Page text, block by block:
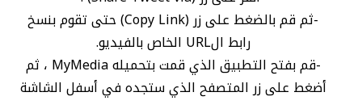
-ثم قم بالضغط على زر (Copy Link) حتى تقوم بنسخ
رابط الURL الخاص بالفيديو.
-قم بفتح التطبيق الذي قمت بتحميله MyMedia ، ثم
أضغط على زر المتصفح الذي ستجده في أسفل الشاشة